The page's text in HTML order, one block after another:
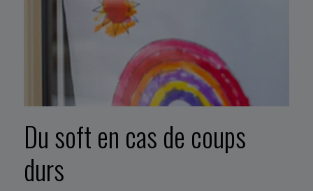
Du soft en cas de coups
durs